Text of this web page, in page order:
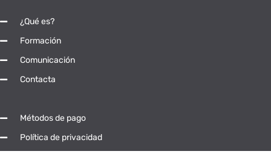
¿Qué es?
Formación
Comunicación
Contacta
Métodos de pago
Política de privacidad